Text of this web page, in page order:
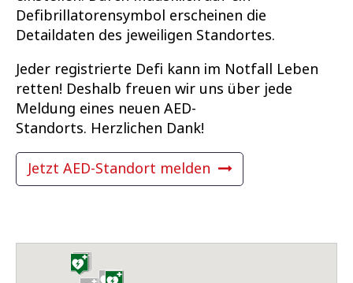
Defibrillatorensymbol erscheinen die
Detaildaten des jeweiligen Standortes.
Jeder registrierte Defi kann im Notfall Leben
retten! Deshalb freuen wir uns über jede
Meldung eines neuen AED-
Standorts. Herzlichen Dank!
Jetzt AED-Standort melden